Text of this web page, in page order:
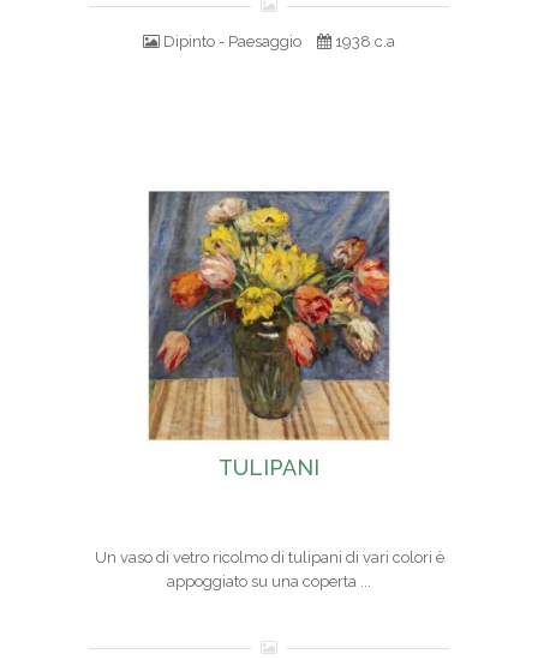
Dipinto - Paesaggio 1938 c.a
TULIPANI
Un vaso di vetro ricolmo di tulipani di vari colori è
appoggiato su una coperta ...